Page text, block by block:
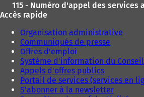
115 - Numéro d'appel des
Accès rapide
Organisation administrative
Communiqués de presse
Offres d'emploi
Système d'information du Conseil
Appels d'offres publics
Portail de services (services en
S'abonner à la newsletter